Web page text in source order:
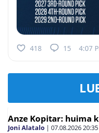
418 15 4:07
Anze Kopitar: huima
Joni Alatalo | 07.08.202620:35